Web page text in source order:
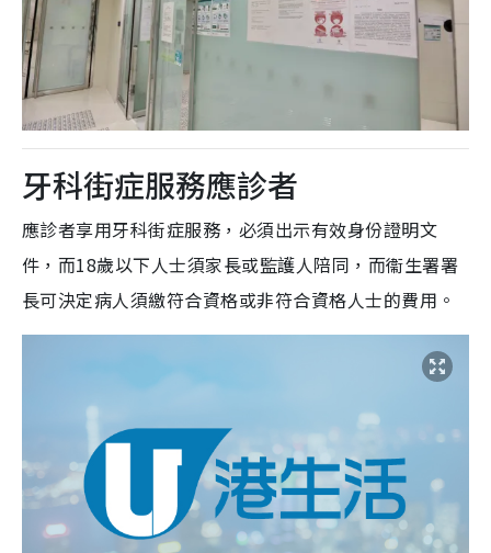
牙科街症服務應診者
應診者享用牙科街症服務，必須出示有效身份證明文
件，而18歲以下人士須家長或監護人陪同，而衞生署署
長可決定病人須繳符合資格或非符合資格人士的費用。